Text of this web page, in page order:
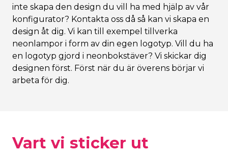
inte skapa den design du vill ha med hjälp av vår
konfigurator? Kontakta oss då så kan vi skapa en
design åt dig. Vi kan till exempel tillverka
neonlampor i form av din egen logotyp. Vill du ha
en logotyp gjord i neonbokstäver? Vi skickar dig
designen först. Först när du är överens börjar vi
arbeta för dig.
Vart vi sticker ut